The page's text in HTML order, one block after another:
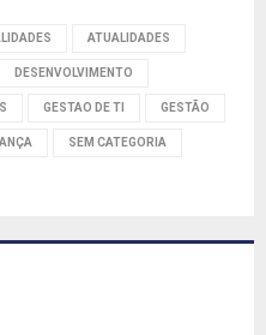
ATUALIDADES
DESENVOLVIMENTO
GESTAO DE TI GESTÃO
SEM CATEGORIA